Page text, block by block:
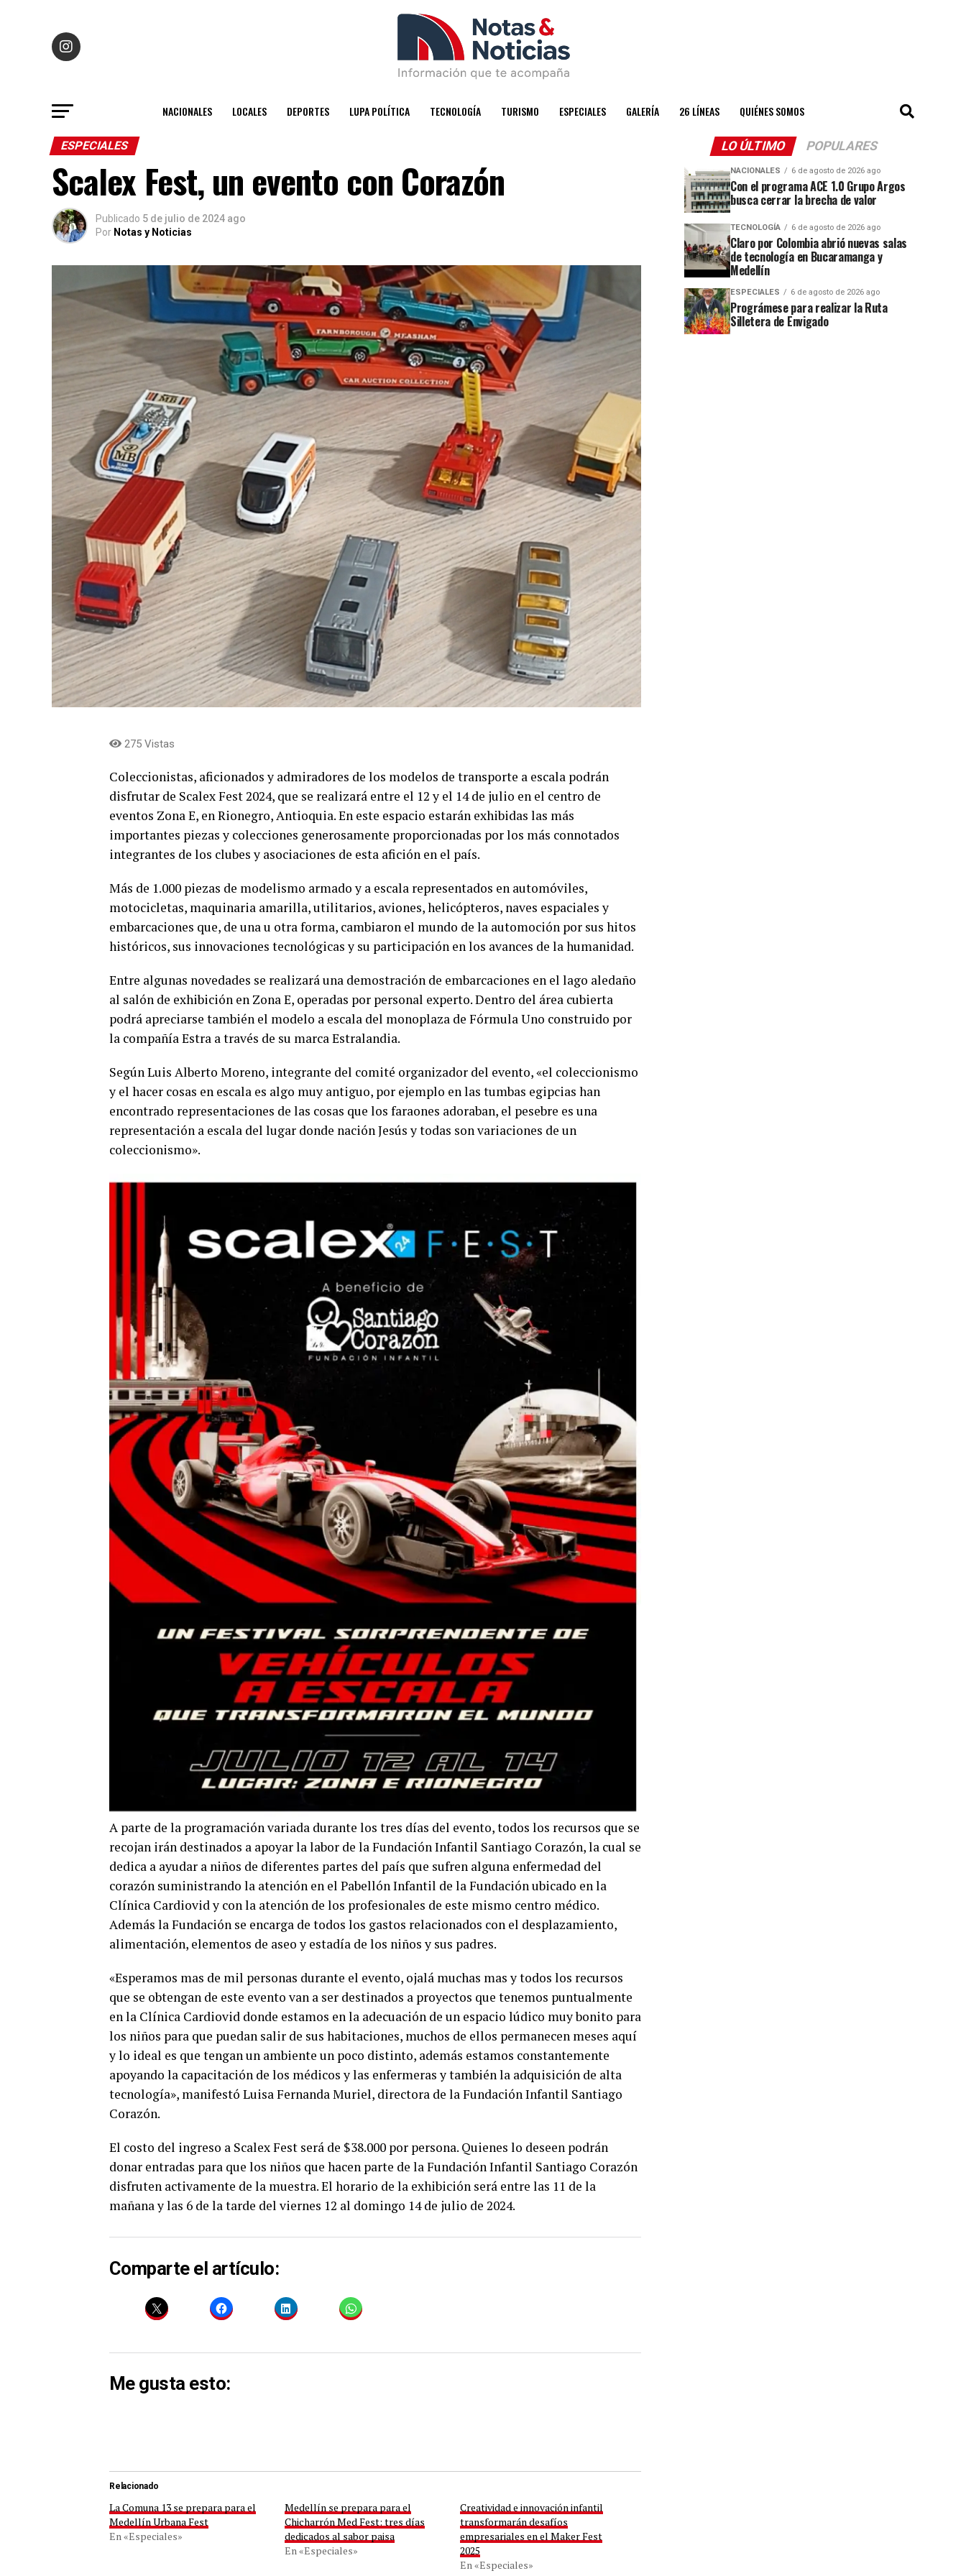
NACIONALES LOCALES DEPORTES LUPA POLÍTICA TECNOLOGÍA TURISMO ESPECIALES GALERÍA 26 LÍNEAS QUIÉNES SOMOS
ESPECIALES
Scalex Fest, un evento con Corazón
Publicado 5 de julio de 2024 ago
Por Notas y Noticias
275 Vistas
Coleccionistas, aficionados y admiradores de los modelos de transporte a escala podrán
disfrutar de Scalex Fest 2024, que se realizará entre el 12 y el 14 de julio en el centro de
eventos Zona E, en Rionegro, Antioquia. En este espacio estarán exhibidas las más
importantes piezas y colecciones generosamente proporcionadas por los más connotados
integrantes de los clubes y asociaciones de esta afición en el país.
Más de 1.000 piezas de modelismo armado y a escala representados en automóviles,
motocicletas, maquinaria amarilla, utilitarios, aviones, helicópteros, naves espaciales y
embarcaciones que, de una u otra forma, cambiaron el mundo de la automoción por sus hitos
históricos, sus innovaciones tecnológicas y su participación en los avances de la humanidad.
Entre algunas novedades se realizará una demostración de embarcaciones en el lago aledaño
al salón de exhibición en Zona E, operadas por personal experto. Dentro del área cubierta
podrá apreciarse también el modelo a escala del monoplaza de Fórmula Uno construido por
la compañía Estra a través de su marca Estralandia.
Según Luis Alberto Moreno, integrante del comité organizador del evento, «el coleccionismo
y el hacer cosas en escala es algo muy antiguo, por ejemplo en las tumbas egipcias han
encontrado representaciones de las cosas que los faraones adoraban, el pesebre es una
representación a escala del lugar donde nación Jesús y todas son variaciones de un
coleccionismo».
A parte de la programación variada durante los tres días del evento, todos los recursos que se
recojan irán destinados a apoyar la labor de la Fundación Infantil Santiago Corazón, la cual se
dedica a ayudar a niños de diferentes partes del país que sufren alguna enfermedad del
corazón suministrando la atención en el Pabellón Infantil de la Fundación ubicado en la
Clínica Cardiovid y con la atención de los profesionales de este mismo centro médico.
Además la Fundación se encarga de todos los gastos relacionados con el desplazamiento,
alimentación, elementos de aseo y estadía de los niños y sus padres.
«Esperamos mas de mil personas durante el evento, ojalá muchas mas y todos los recursos
que se obtengan de este evento van a ser destinados a proyectos que tenemos puntualmente
en la Clínica Cardiovid donde estamos en la adecuación de un espacio lúdico muy bonito para
los niños para que puedan salir de sus habitaciones, muchos de ellos permanecen meses aquí
y lo ideal es que tengan un ambiente un poco distinto, además estamos constantemente
apoyando la capacitación de los médicos y las enfermeras y también la adquisición de alta
tecnología», manifestó Luisa Fernanda Muriel, directora de la Fundación Infantil Santiago
Corazón.
El costo del ingreso a Scalex Fest será de $38.000 por persona. Quienes lo deseen podrán
donar entradas para que los niños que hacen parte de la Fundación Infantil Santiago Corazón
disfruten activamente de la muestra. El horario de la exhibición será entre las 11 de la
mañana y las 6 de la tarde del viernes 12 al domingo 14 de julio de 2024.
Comparte el artículo:
Me gusta esto:
Relacionado
La Comuna 13 se prepara para el
Medellín Urbana Fest
En «Especiales»
Medellín se prepara para el
Chicharrón Med Fest: tres días
dedicados al sabor paisa
En «Especiales»
Creatividad e innovación infantil
transformarán desafíos
empresariales en el Maker Fest
2025
En «Especiales»
LO ÚLTIMO POPULARES
NACIONALES 6 de agosto de 2026 ago
Con el programa ACE 1.0 Grupo Argos
busca cerrar la brecha de valor
TECNOLOGÍA 6 de agosto de 2026 ago
Claro por Colombia abrió nuevas salas
de tecnología en Bucaramanga y
Medellín
ESPECIALES 6 de agosto de 2026 ago
Prográmese para realizar la Ruta
Silletera de Envigado